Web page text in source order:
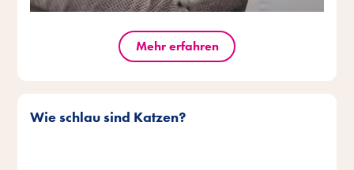
Mehr erfahren
Wie schlau sind Katzen?